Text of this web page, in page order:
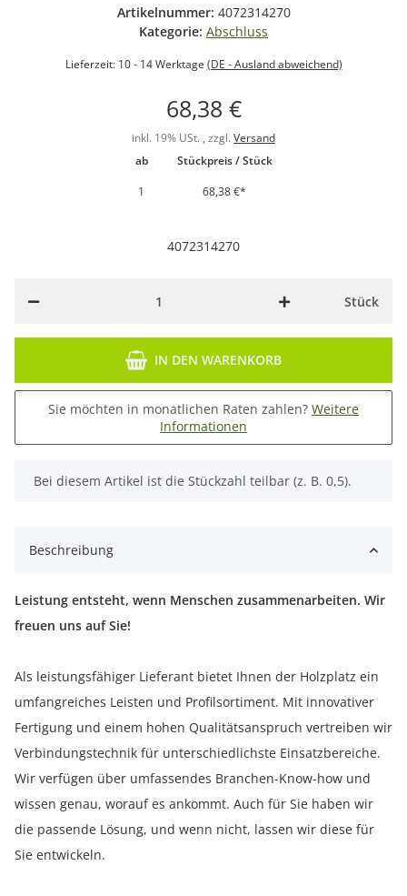
Artikelnummer: 4072314270
Kategorie: Abschluss
Lieferzeit: 10 - 14 Werktage (DE - Ausland abweichend)
68,38 €
inkl. 19% USt. , zzgl. Versand
ab
Stückpreis / Stück
1
68,38 €*
4072314270
Stück
IN DEN WARENKORB
Sie möchten in monatlichen Raten zahlen? Weitere
Informationen
x
Bei diesem Artikel ist die Stückzahl teilbar (z. B. 0,5).
Beschreibung
Leistung entsteht, wenn Menschen zusammenarbeiten. Wir
freuen uns auf Sie!
Als leistungsfähiger Lieferant bietet Ihnen der Holzplatz ein
umfangreiches Leisten und Profilsortiment. Mit innovativer
Fertigung und einem hohen Qualitätsanspruch vertreiben wir
Verbindungstechnik für unterschiedlichste Einsatzbereiche.
Wir verfügen über umfassendes Branchen-Know-how und
wissen genau, worauf es ankommt. Auch für Sie haben wir
die passende Lösung, und wenn nicht, lassen wir diese für
Sie entwickeln.